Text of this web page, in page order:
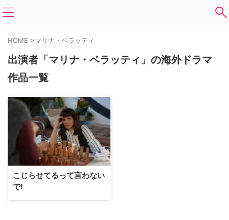
HOME >マリナ・ベラッティ
出演者「マリナ・ベラッティ」の海外ドラマ
作品一覧
こじらせてるって言わない
で!